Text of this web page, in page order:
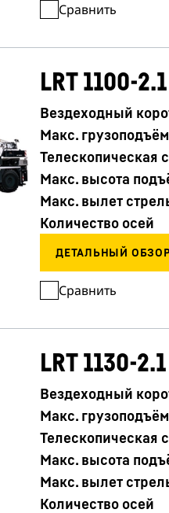
Сравнить
LRT 1100-2.1
Вездеходный
Макс.
Телескопическая
Макс. высота
Макс. вылет
Количество осей
Сравнить
LRT 1130-2.1
Вездеходный
Макс.
Телескопическая
Макс. высота
Макс. вылет
Количество осей